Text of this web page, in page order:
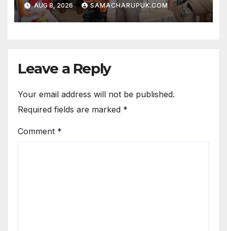
AUG 8, 2026 SAMACHARUPUK.COM
Leave a Reply
Your email address will not be published.
Required fields are marked *
Comment *